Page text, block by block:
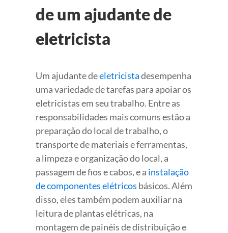
de um ajudante de
eletricista
Um ajudante deeletricistadesempenha
uma variedade de tarefas para apoiar os
eletricistas em seu trabalho. Entre as
responsabilidades mais comuns estão a
preparação do local de trabalho, o
transporte de materiais e ferramentas,
a limpeza e organização do local, a
passagem de fios e cabos, e a instalação
de componentes elétricos básicos. Além
disso, eles também podem auxiliar na
leitura de plantas elétricas, na
montagem de painéis de distribuição e